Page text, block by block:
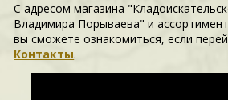
С адресом магазина
Владимира Порываева" и
вы сможете ознакомиться, если
Контакты.